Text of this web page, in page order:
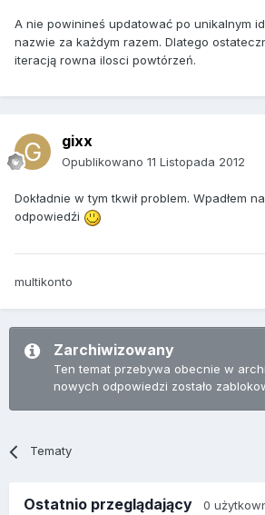
A nie powinineś updatować po unikalnym
nazwie za każdym razem. Dlatego
iteracją rowna ilosci powtórzeń.
gixx
Opublikowano 11 Listopada 2012
Dokładnie w tym tkwił problem. Wpadłem
odpowiedźi
multikonto
Zarchiwizowany
Ten temat przebywa obecnie w
nowych odpowiedzi zostało
Tematy
Ostatnio przeglądający 0